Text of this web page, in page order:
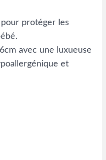
protéger les
avec une luxueuse
et